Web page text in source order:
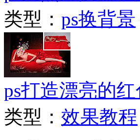
类型： ps换背景
ps打造漂亮的
类型： 效果教程